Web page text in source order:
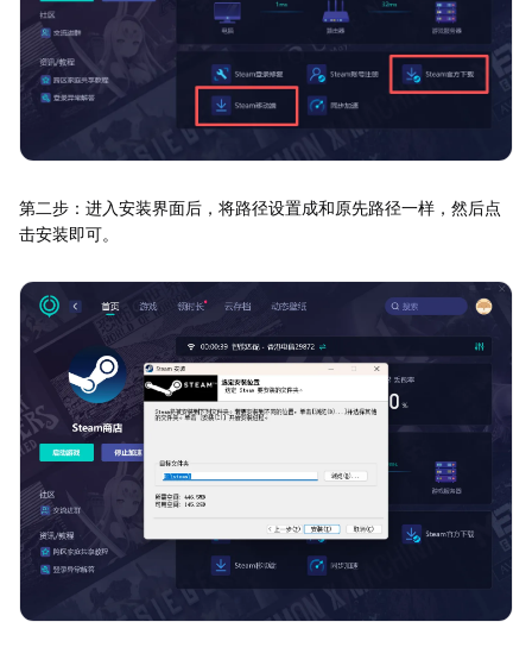
第二步：进入安装界面后，将路径设置成和原先路径一样，然后点
击安装即可。